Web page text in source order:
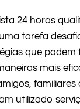
24 horas
tarefa
que podem
mais
familiares
utilizado